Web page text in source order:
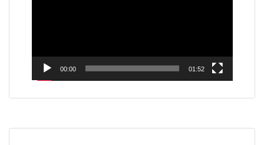
00:00 01:52